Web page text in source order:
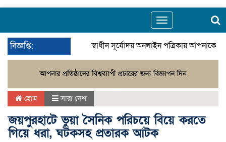
Toggle
navigation
বিজ্ঞপ্তি: স্বাধীন সূর্যোদয় অনলাইন পত্রিকায় আপনাকে
হোম সারা দেশ
জয়পুরহাটে ভুয়া সৈনিক পরিচয়ে বিয়ে করতে
গিয়ে ধরা, ঘটকসহ প্রতারক আটক